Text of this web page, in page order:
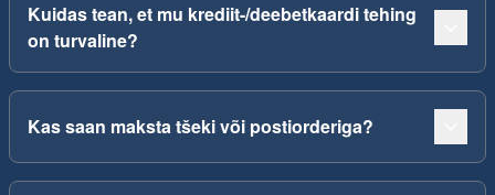
Kuidas tean, et mu krediit-/deebetkaardi tehing
on turvaline?
Kas saan maksta tšeki või postiorderiga?